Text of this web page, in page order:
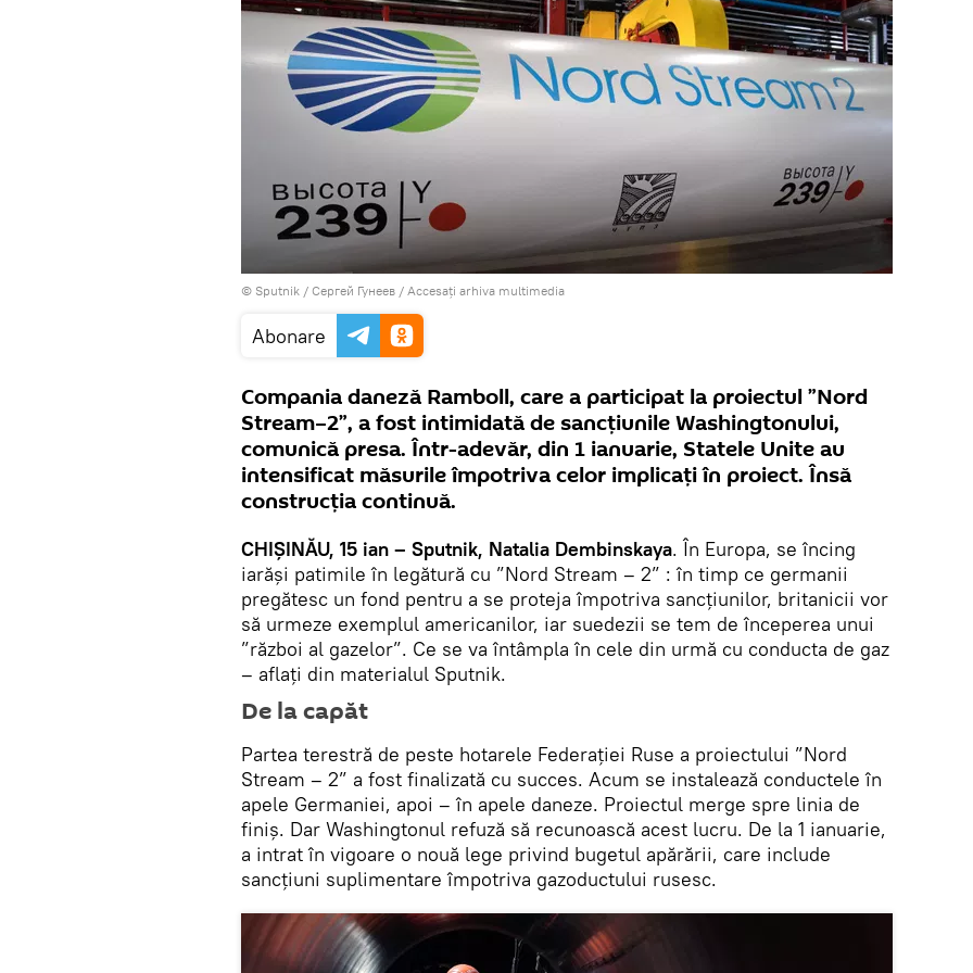
© Sputnik / Сергей Гунеев / Accesați arhiva multimedia
Abonare
Compania daneză Ramboll, care a participat la proiectul ”Nord
Stream–2”, a fost intimidată de sancțiunile Washingtonului,
comunică presa. Într-adevăr, din 1 ianuarie, Statele Unite au
intensificat măsurile împotriva celor implicați în proiect. Însă
construcția continuă.
CHIȘINĂU, 15 ian – Sputnik, Natalia Dembinskaya. În Europa, se încing
iarăși patimile în legătură cu ”Nord Stream – 2” : în timp ce germanii
pregătesc un fond pentru a se proteja împotriva sancțiunilor, britanicii vor
să urmeze exemplul americanilor, iar suedezii se tem de începerea unui
”război al gazelor”. Ce se va întâmpla în cele din urmă cu conducta de gaz
– aflați din materialul Sputnik.
De la capăt
Partea terestră de peste hotarele Federației Ruse a proiectului ”Nord
Stream – 2” a fost finalizată cu succes. Acum se instalează conductele în
apele Germaniei, apoi – în apele daneze. Proiectul merge spre linia de
finiș. Dar Washingtonul refuză să recunoască acest lucru. De la 1 ianuarie,
a intrat în vigoare o nouă lege privind bugetul apărării, care include
sancțiuni suplimentare împotriva gazoductului rusesc.